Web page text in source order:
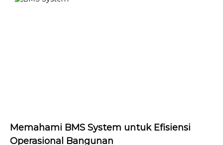
Memahami BMS System untuk Efisiensi
Operasional Bangunan